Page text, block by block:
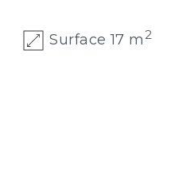
Surface 17 m2